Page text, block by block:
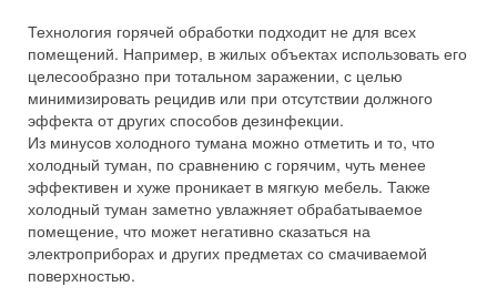
Технология горячей обработки подходит не для всех
помещений. Например, в жилых объектах использовать его
целесообразно при тотальном заражении, с целью
минимизировать рецидив или при отсутствии должного
эффекта от других способов дезинфекции.
Из минусов холодного тумана можно отметить и то, что
холодный туман, по сравнению с горячим, чуть менее
эффективен и хуже проникает в мягкую мебель. Также
холодный туман заметно увлажняет обрабатываемое
помещение, что может негативно сказаться на
электроприборах и других предметах со смачиваемой
поверхностью.